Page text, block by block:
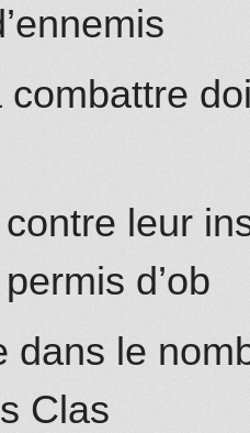
combattre
leur
d’ob
dans le
Clas